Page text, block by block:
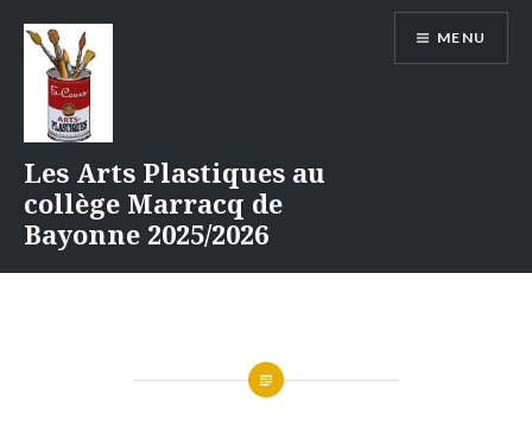
contenu
Les Arts Plastiques au
collège Marracq de
Bayonne 2025/2026
MENU